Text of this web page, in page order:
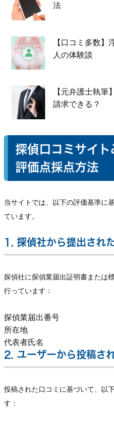
法
【口コミ多数】
人の体験談
【元弁護士執筆
請求できる？
探偵口コミサイ
評価点採点方法
当サイトでは、以下の評価基準に
ています。
1. 探偵社から提出され
探偵社に探偵業届出証明書または
行っています：
探偵業届出番号
所在地
代表者氏名
2. ユーザーから投稿さ
投稿された口コミに基づいて、以
す：